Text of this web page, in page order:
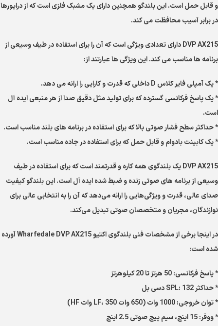
و قابل حمل است. این بلندگو همچنین دارای یک مشبک فلزی است که از درایورها
در برابر آسیب محافظت می کند.
DVP AX215 دارای تعدادی ویژگی است که آن را برای استفاده در طیف وسیعی از
برنامه ها مناسب می کند. این ویژگی ها عبارتند از:
* یک آمپلی فایر کلاس D داخلی که قدرت و کارایی را ارائه می دهد.
* یک پاسخ فرکانسی گسترده که برای تولید مثل دقیق صدا از هر منبعی ایده آل
است.
* حداکثر سطح فشار صوتی بالا که برای استفاده در برنامه های بلند مناسب است.
* یک کابینت بادوام و قابل حمل که برای استفاده در جاده مناسب است.
DVP AX215 یک بلندگوی همه کاره و قدرتمند است که برای استفاده در طیف
وسیعی از برنامه های صوتی زنده و ضبط شده ایده آل است. این بلندگو کیفیت
صدای عالی، قدرت و ویژگی‌هایی را ارائه می‌دهد که آن را به انتخابی عالی برای
نوازندگان، مجریان و متخصصان صوتی تبدیل می‌کند.
در اینجا برخی از مشخصات فنی بلندگوی اکتیو Wharfedale DVP AX215 آورده
شده است:
* پاسخ فرکانسی: 50 هرتز تا 20 کیلوهرتز
* حداکثر SPL: 132 دسی بل
* توان خروجی: 1000 وات (650 وات LF، 350 وات HF)
* ووفر: 15 اینچ، سیم پیچ صوتی 2.5 اینچ